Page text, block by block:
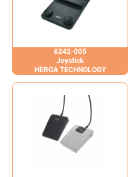
6242-005
Joystick
HERGA TECHNOLOGY